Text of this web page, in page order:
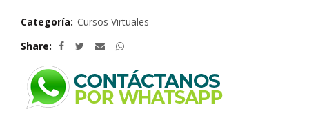
Categoría: Cursos Virtuales
Share